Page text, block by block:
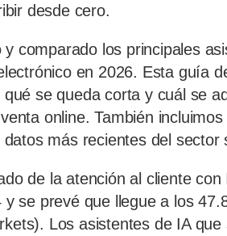
desde cero.
y comparado los principales
en 2026. Esta guía
qué se queda corta y cuál se
online. También
más recientes del sector
de la atención al cliente
y se prevé que llegue a los
Los asistentes de IA